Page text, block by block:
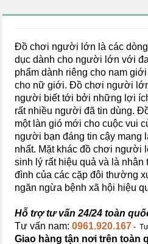
Đồ chơi người lớn là các
dục dành cho người lớn với
phẩm dành riêng cho nam
cho nữ giới. Đồ chơi người
người biết tới bởi những lợi
rất nhiều người đã tin dùng.
một làn gió mới cho cuộc vui
người bạn đáng tin cậy mang
nhất. Mặt khác đồ chơi người
sinh lý rất hiệu quả và là nhân
đình của các cặp đôi thường
ngăn ngừa bệnh xã hội hiệu
Hỗ trợ tư vấn 24/24 toàn
Tư vấn nam: 0961.920.167 -
Giao hàng tận nơi trên toàn